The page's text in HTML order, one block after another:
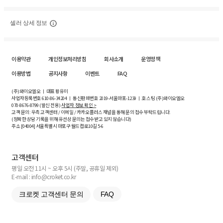
셀러 상세 정보
이용약관 개인정보처리방침 회사소개
운영정책
이용방법
공지사항 이벤트 FAQ
(주)와이오엘오 ㅣ 대표 황유미
사업자등록번호610-86-34204ㅣ 통신판매번호 2019-서울마포-1239 ㅣ 호스팅 (주)와이오엘오
070-8676-8799 (발신 전용)사업자 정보 확인 >
고객 문의: 우측 고객센터 / 이메일 / 카카오플러스 채널을 통해 문의 접수 부탁드립니다.
(정확한 상담 기록을 위해 유선상 문의는 접수받고 있지 않습니다)
주소 [04004] 서울특별시 마포구 월드컵로10길5-6
고객센터
평일 오전 11시 ~ 오후 5시 (주말, 공휴일 제외)
E-mail : info@croket.co.kr
크로켓 고객센터 문의 FAQ